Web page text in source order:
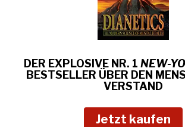
DER EXPLOSIVE NR. 1 NEW-
BESTSELLER ÜBER DEN
VERSTAND
Jetzt kaufen